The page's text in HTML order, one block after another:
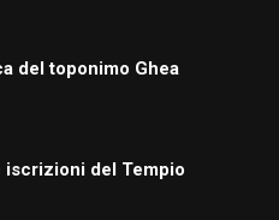
del toponimo Ghea
iscrizioni del Tempio